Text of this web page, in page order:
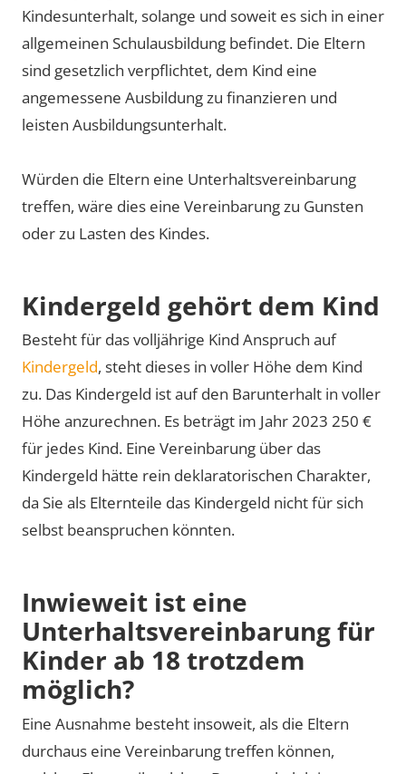
Kindesunterhalt, solange und soweit es sich in einer
allgemeinen Schulausbildung befindet. Die Eltern
sind gesetzlich verpflichtet, dem Kind eine
angemessene Ausbildung zu finanzieren und
leisten Ausbildungsunterhalt.
Würden die Eltern eine Unterhaltsvereinbarung
treffen, wäre dies eine Vereinbarung zu Gunsten
oder zu Lasten des Kindes.
Kindergeld gehört dem Kind
Besteht für das volljährige Kind Anspruch auf
Kindergeld, steht dieses in voller Höhe dem Kind
zu. Das Kindergeld ist auf den Barunterhalt in voller
Höhe anzurechnen. Es beträgt im Jahr 2023 250 €
für jedes Kind. Eine Vereinbarung über das
Kindergeld hätte rein deklaratorischen Charakter,
da Sie als Elternteile das Kindergeld nicht für sich
selbst beanspruchen könnten.
Inwieweit ist eine
Unterhaltsvereinbarung für
Kinder ab 18 trotzdem
möglich?
Eine Ausnahme besteht insoweit, als die Eltern
durchaus eine Vereinbarung treffen können,